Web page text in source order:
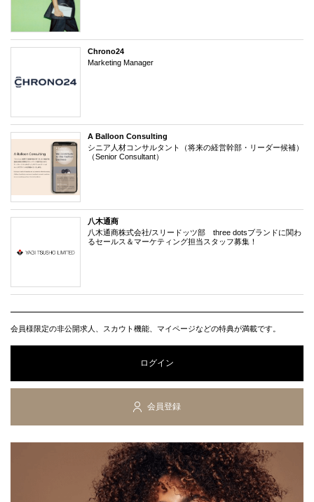
Chrono24
Marketing Manager
A Balloon Consulting
シニア人材コンサルタント（将来の経営幹部・リーダー候補）
（Senior Consultant）
八木通商
八木通商株式会社/スリードッツ部 three dotsブランドに関わ
るセールス＆マーケティング担当スタッフ募集！
会員様限定の非公開求人、スカウト機能、マイページなどの特典が満載です。
ログイン
会員登録